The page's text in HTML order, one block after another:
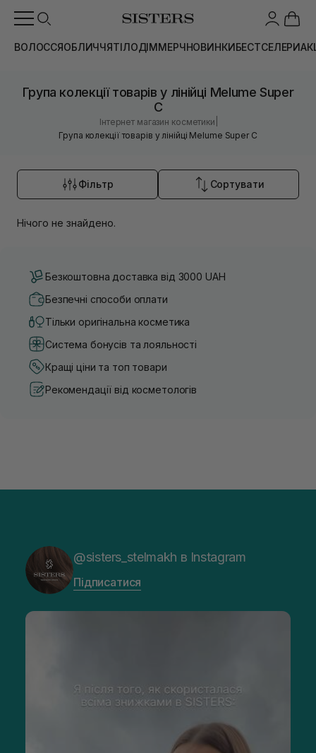
ВОЛОССЯОБЛИЧЧЯТІЛОДІММЕРЧНОВИНКИБЕСТСЕЛЕРИ
Група колекції товарів у лінійці Melume Super
C
Інтернет магазин косметики
Група колекції товарів у лінійці Melume Super C
Фільтр Сортувати
Нічого не знайдено.
Безкоштовна доставка від 3000 UAH
Безпечні способи оплати
Тільки оригінальна косметика
Система бонусів та лояльності
Кращі ціни та топ товари
Рекомендації від косметологів
@sisters_stelmakh в Instagram
Підписатися